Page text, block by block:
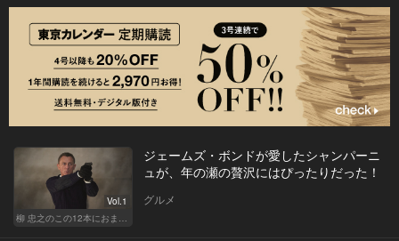
Vol.1
ジェームズ・ボンドが愛したシャンパーニ
ュが、年の瀬の贅沢にはぴったりだった！
グルメ